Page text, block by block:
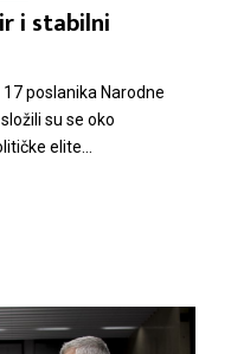
i stabilni
poslanika Narodne
su se oko
elite...